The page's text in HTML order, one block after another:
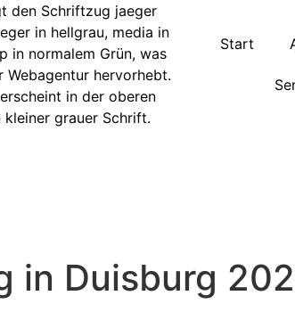
Start
in Duisburg